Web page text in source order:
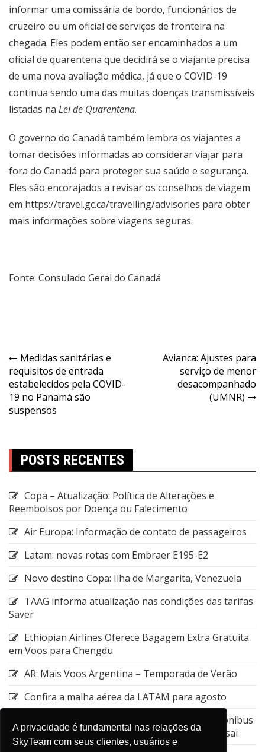
A privacidade é fundamental nas relações da
SkyTeam com seus clientes, usuários e
informar uma comissária de bordo, funcionários de
cruzeiro ou um oficial de serviços de fronteira na
chegada. Eles podem então ser encaminhados a um
oficial de quarentena que decidirá se o viajante precisa
de uma nova avaliação médica, já que o COVID-19
continua sendo uma das muitas doenças transmissíveis
listadas na Lei de Quarentena.
O governo do Canadá também lembra os viajantes a
tomar decisões informadas ao considerar viajar para
fora do Canadá para proteger sua saúde e segurança.
Eles são encorajados a revisar os conselhos de viagem
em https://travel.gc.ca/travelling/advisories para obter
mais informações sobre viagens seguras.
Fonte: Consulado Geral do Canadá
Medidas sanitárias e
requisitos de entrada
estabelecidos pela COVID-
19 no Panamá são
suspensos
Avianca: Ajustes para
serviço de menor
desacompanhado
(UMNR)
POSTS RECENTES
Copa – Atualização: Política de Alterações e
Reembolsos por Doença ou Falecimento
Air Europa: Informação de contato de passageiros
Latam: novas rotas com Embraer E195-E2
Novo destino Copa: Ilha de Margarita, Venezuela
TAAG informa atualização nas condições das tarifas
Saver
Ethiopian Airlines Oferece Bagagem Extra Gratuita
em Voos para Chengdu
AR: Mais Voos Argentina – Temporada de Verão
Confira a malha aérea da LATAM para agosto
Emirates: Alteração do local de embarque do ônibus
entre a Estação de Nagoya e o Aeroporto de Kansai